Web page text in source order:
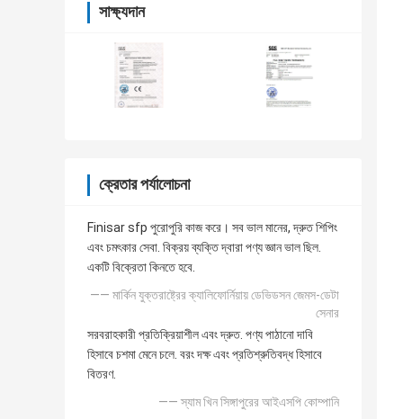
সাক্ষ্যদান
ক্রেতার পর্যালোচনা
Finisar sfp পুরোপুরি কাজ করে। সব ভাল মানের, দ্রুত শিপিং
এবং চমৎকার সেবা. বিক্রয় ব্যক্তি দ্বারা পণ্য জ্ঞান ভাল ছিল.
একটি বিক্রেতা কিনতে হবে.
—— মার্কিন যুক্তরাষ্ট্রের ক্যালিফোর্নিয়ায় ডেভিডসন জেমস-ডেটা
সেনার
সরবরাহকারী প্রতিক্রিয়াশীল এবং দ্রুত. পণ্য পাঠানো দাবি
হিসাবে চশমা মেনে চলে. বরং দক্ষ এবং প্রতিশ্রুতিবদ্ধ হিসাবে
বিতরণ.
—— স্যাম খিন সিঙ্গাপুরের আইএসপি কোম্পানি